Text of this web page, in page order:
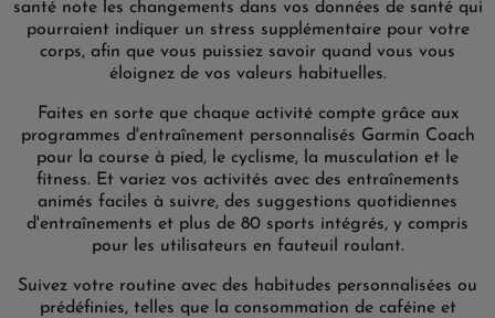
santé note les changements dans vos données de santé qui
pourraient indiquer un stress supplémentaire pour votre
corps, afin que vous puissiez savoir quand vous vous
éloignez de vos valeurs habituelles.
Faites en sorte que chaque activité compte grâce aux
programmes d'entraînement personnalisés Garmin Coach
pour la course à pied, le cyclisme, la musculation et le
fitness. Et variez vos activités avec des entraînements
animés faciles à suivre, des suggestions quotidiennes
d'entraînements et plus de 80 sports intégrés, y compris
pour les utilisateurs en fauteuil roulant.
Suivez votre routine avec des habitudes personnalisées ou
prédéfinies, telles que la consommation de caféine et